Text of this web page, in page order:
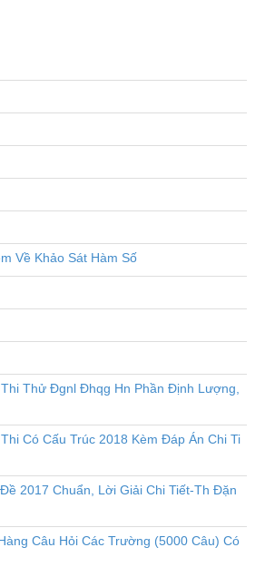
Về Khảo Sát Hàm Số
Thử Đgnl Đhqg Hn Phần Định Lượng,
Có Cấu Trúc 2018 Kèm Đáp Án Chi Ti
2017 Chuẩn, Lời Giải Chi Tiết-Th Đặn
Câu Hỏi Các Trường (5000 Câu) Có